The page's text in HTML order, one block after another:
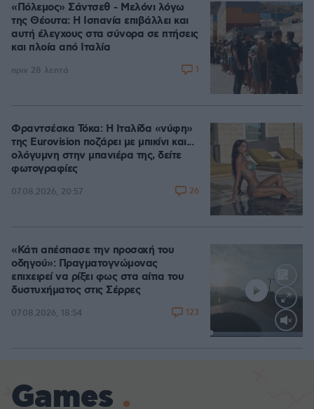
«Πόλεμος» Σάντσεθ - Μελόνι λόγω
της Θέουτα: Η Ισπανία επιβάλλει και
αυτή έλεγχους στα σύνορα σε πτήσεις
και πλοία από Ιταλία
πριν 28 λεπτά 1
Φραντσέσκα Τόκα: Η Ιταλίδα «νύφη»
της Eurovision ποζάρει με μπικίνι και...
ολόγυμνη στην μπανιέρα της, δείτε
φωτογραφίες
07.08.2026, 20:57 26
Loaded:
«Κάτι απέσπασε την προσοχή του
οδηγού»: Πραγματογνώμονας
επιχειρεί να ρίξει φως στα αίτια του
δυστυχήματος στις Σέρρες
07.08.2026, 18:54 123
Games